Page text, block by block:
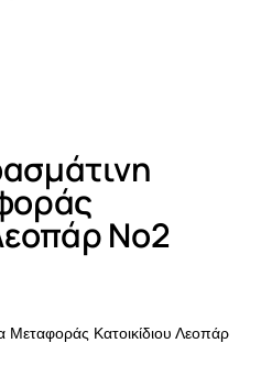
No2
Κατοικίδιου Λεοπάρ